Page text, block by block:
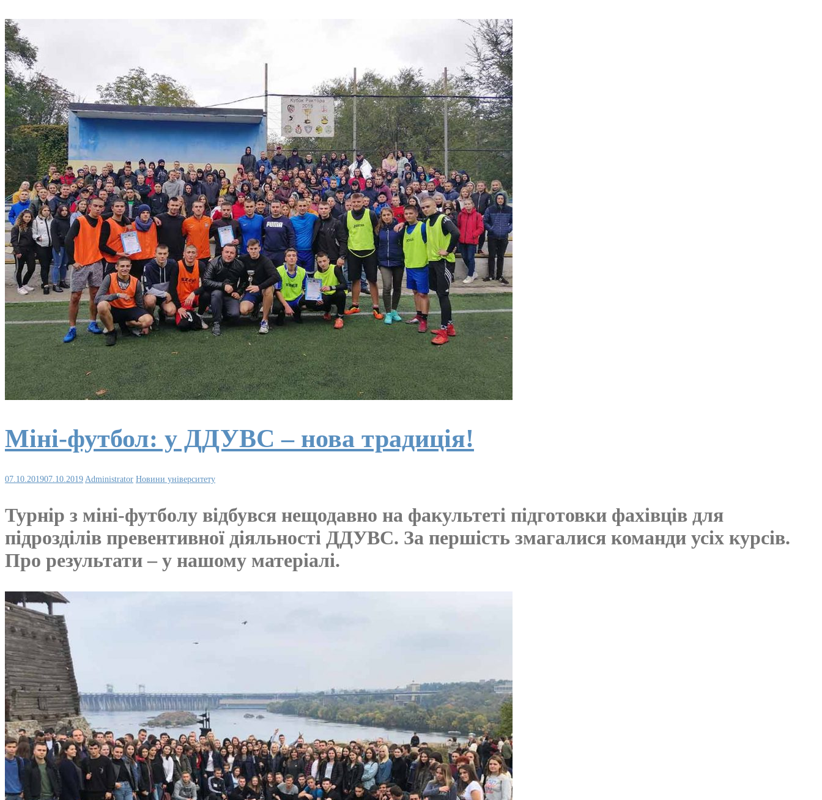
Міні-футбол: у ДДУВС – нова традиція!
07.10.201907.10.2019 Administrator Новини університету
Турнір з міні-футболу відбувся нещодавно на факультеті підготовки фахівців для
підрозділів превентивної діяльності ДДУВС. За першість змагалися команди усіх курсів.
Про результати – у нашому матеріалі.